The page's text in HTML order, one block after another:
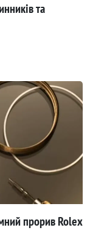
та
прорив Rolex